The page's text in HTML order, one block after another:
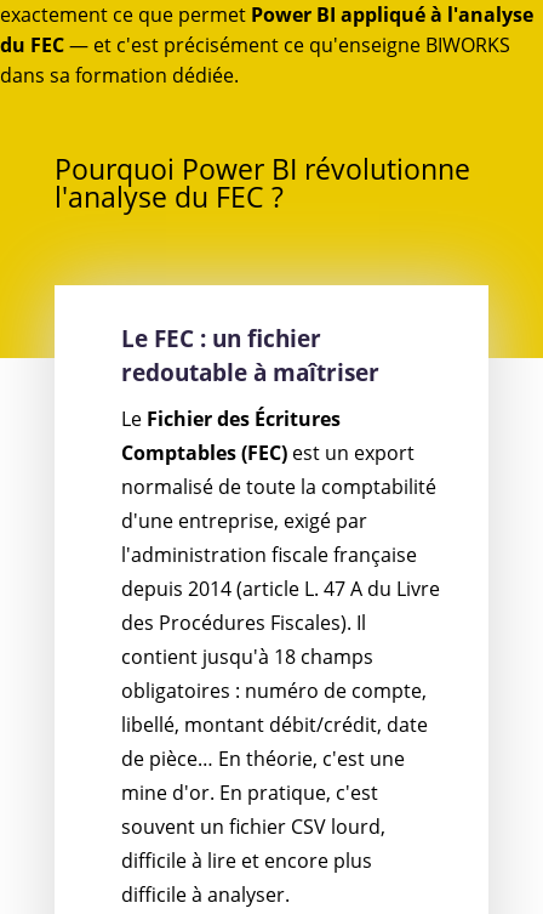
exactement ce que permet Power BI appliqué à l'analyse
du FEC— et c'est précisément ce qu'enseigne BIWORKS
dans sa formation dédiée.
Pourquoi Power BI révolutionne
l'analyse du FEC ?
Le FEC : un fichier
redoutable à maîtriser
Le Fichier des Écritures
Comptables (FEC)est un export
normalisé de toute la comptabilité
d'une entreprise, exigé par
l'administration fiscale française
depuis 2014 (article L. 47 A du Livre
des Procédures Fiscales). Il
contient jusqu'à 18 champs
obligatoires : numéro de compte,
libellé, montant débit/crédit, date
de pièce… En théorie, c'est une
mine d'or. En pratique, c'est
souvent un fichier CSV lourd,
difficile à lire et encore plus
difficile à analyser.